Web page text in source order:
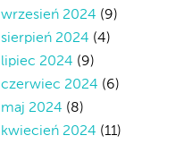
wrzesień 2024 (9)
sierpień 2024 (4)
lipiec 2024 (9)
czerwiec 2024 (6)
maj 2024 (8)
kwiecień 2024 (11)